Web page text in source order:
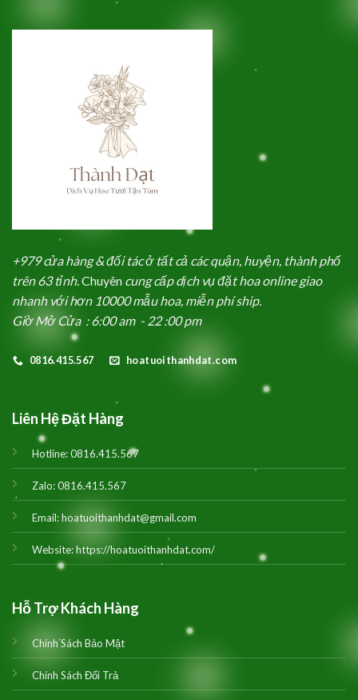
+979 cửa hàng & đối tác ở tất cả các quận, huyện, thành phố
trên 63 tỉnh.Chuyên cung cấp dịch vụ đặt hoa online giao
nhanh với hơn 10000 mẫu hoa, miễn phí ship.
Giờ Mở Cửa : 6:00 am - 22 :00 pm
0816.415.567 hoatuoithanhdat.com
Liên Hệ Đặt Hàng
Hotline:0816.415.567
Zalo:0816.415.567
Email:hoatuoithanhdat@gmail.com
Website:https://hoatuoithanhdat.com/
Hỗ Trợ Khách Hàng
Chính Sách Bảo Mật
Chính Sách Đổi Trả